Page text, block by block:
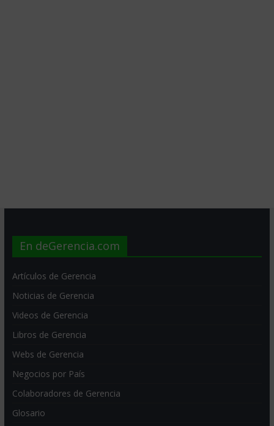
En deGerencia.com
Artículos de Gerencia
Noticias de Gerencia
Videos de Gerencia
Libros de Gerencia
Webs de Gerencia
Negocios por País
Colaboradores de Gerencia
Glosario